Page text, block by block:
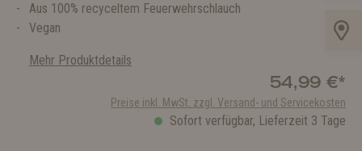
Aus 100% recyceltem Feuerwehrschlauch
Vegan
Mehr Produktdetails
54,99 €*
Preise inkl. MwSt. zzgl. Versand- und Servicekosten
Sofort verfügbar, Lieferzeit 3 Tage